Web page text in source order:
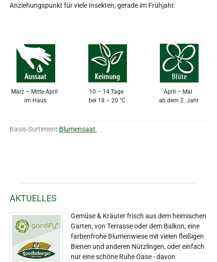
Anziehungspunkt für viele Insekten, gerade im Frühjahr.
März – Mitte April
im Haus
10 – 14 Tage
bei 18 – 20 °C
April – Mai
ab dem 2. Jahr
Basis-Sortiment Blumensaat
AKTUELLES
Gemüse & Kräuter frisch aus dem heimischen
Garten, von Terrasse oder dem Balkon, eine
farbenfrohe Blumenwiese mit vielen fleißigen
Bienen und anderen Nützlingen, oder einfach
nur eine schöne Ruhe Oase - davon